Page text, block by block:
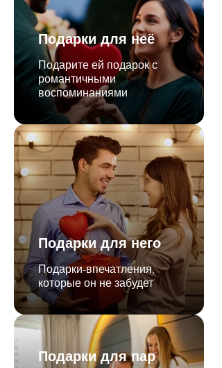
Подарки для неё
Подарите ей подарок с
романтичными
воспоминаниями
Подарки для него
Подарки-впечатления,
которые он не забудет
Подарки для пар